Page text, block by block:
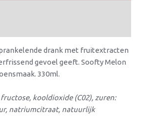
drank met fruitextracten
gevoel geeft. Soofty Melon
330ml.
kooldioxide (C02), zuren:
natriumcitraat, natuurlijk